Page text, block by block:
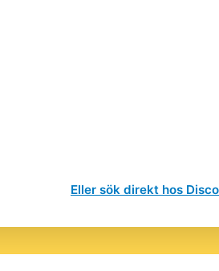
Eller sök direkt hos